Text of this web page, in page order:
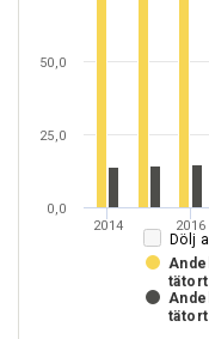
Dölj
2014 2016
tätort
tätort
0,0
25,0
50,0